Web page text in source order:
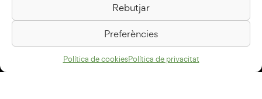
Rebutjar
Preferències
Política de cookiesPolítica de privacitat
Passeig de la Generalitat, 1
08500 Vic